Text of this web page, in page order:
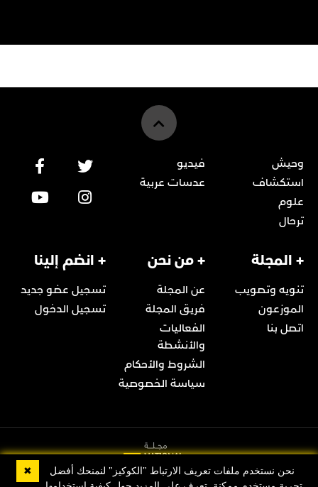
وحيش
استكشاف
علوم
ترحال
فيديو
عدسات عربية
+ المجلة
تنويه وتصويب
الموزعون
اتصل بنا
+ من نحن
عن المجلة
فريق المجلة
الفعاليات
والأنشطة
الشروط والأحكام
سياسة الخصوصية
+ انضم إلينا
تسجيل عضو جديد
تسجيل الدخول
✖
نحن نستخدم ملفات تعريف الارتباط "الكوكيز" لنمنحك أفضل